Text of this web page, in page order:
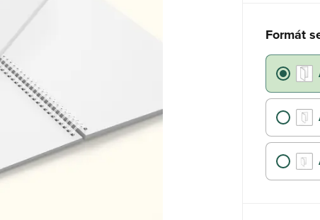
Formát